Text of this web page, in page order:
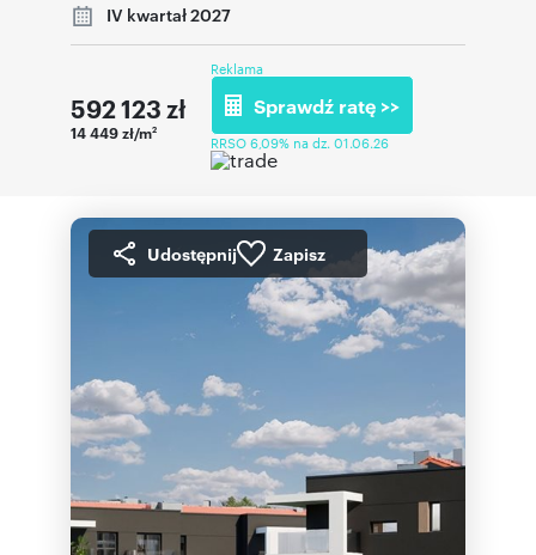
IV kwartał 2027
592 123 zł
14 449 zł/m2
Reklama
Sprawdź ratę >>
RRSO 6,09% na dz. 01.06.26
Udostępnij Zapisz